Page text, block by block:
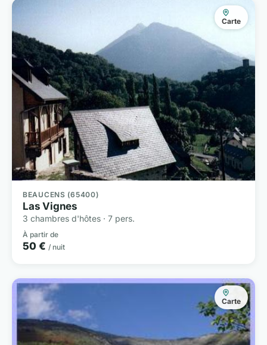
Carte
BEAUCENS (65400)
Las Vignes
3 chambres d'hôtes · 7 pers.
À partir de
50 € / nuit
Carte